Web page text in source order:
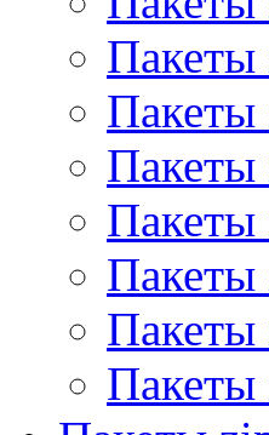
Пакеты
Пакеты
Пакеты
Пакеты
Пакеты
Пакеты
Пакеты